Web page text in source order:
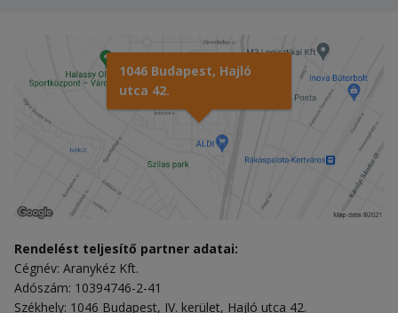
1046 Budapest, Hajló
utca 42.
Rendelést teljesítő partner adatai:
Cégnév: Aranykéz Kft.
Adószám: 10394746-2-41
Székhely: 1046 Budapest, IV. kerület, Hajló utca 42.